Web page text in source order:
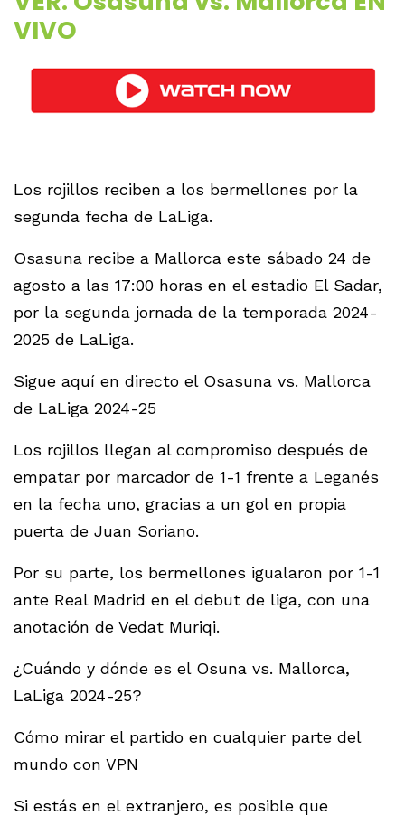
VIVO
Los rojillos reciben a los bermellones por la
segunda fecha de LaLiga.
Osasuna recibe a Mallorca este sábado 24 de
agosto a las 17:00 horas en el estadio El Sadar,
por la segunda jornada de la temporada 2024-
2025 de LaLiga.
Sigue aquí en directo el Osasuna vs. Mallorca
de LaLiga 2024-25
Los rojillos llegan al compromiso después de
empatar por marcador de 1-1 frente a Leganés
en la fecha uno, gracias a un gol en propia
puerta de Juan Soriano.
Por su parte, los bermellones igualaron por 1-1
ante Real Madrid en el debut de liga, con una
anotación de Vedat Muriqi.
¿Cuándo y dónde es el Osuna vs. Mallorca,
LaLiga 2024-25?
Cómo mirar el partido en cualquier parte del
mundo con VPN
Si estás en el extranjero, es posible que